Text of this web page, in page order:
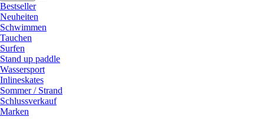
Bestseller
Neuheiten
Schwimmen
Tauchen
Surfen
Stand up paddle
Wassersport
Inlineskates
Sommer / Strand
Schlussverkauf
Marken